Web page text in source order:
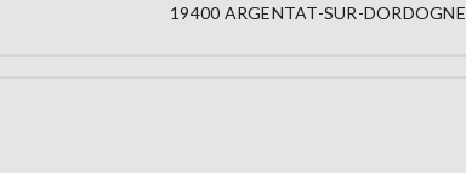
19400 ARGENTAT-SUR-DORDOGNE